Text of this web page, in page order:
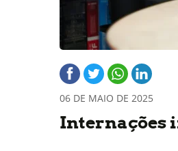
06 DE MAIO DE 2025
Internações